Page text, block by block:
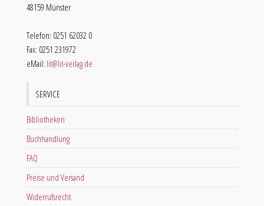
48159 Münster
Telefon: 0251 62032 0
Fax: 0251 231972
eMail: lit@lit-verlag.de
SERVICE
Bibliotheken
Buchhandlung
FAQ
Preise und Versand
Widerrufsrecht